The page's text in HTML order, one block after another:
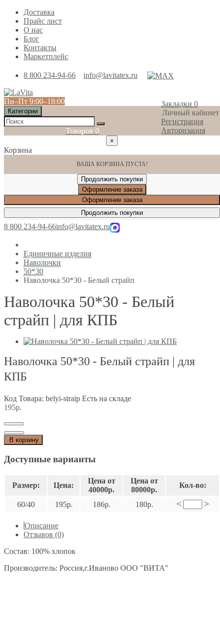
Доставка
Прайс лист
О нас
Блог
Контакты
Маркетплейс
8 800 234-94-66 info@lavitatex.ru
Закладки 0
Личный кабинет
Регистрация
Авторизация
Пн‒Пт 9:00‒18:00
Категории
Товаров 0
×
Корзина
ВАША КОРЗИНА ПУСТА!
Продолжить покупки
Оформление заказа
Оформление заказа
Продолжить покупки
8 800 234-94-66info@lavitatex.ru
Единичные изделия
Наволочки
50*30
Наволочка 50*30 - Белый страйп
Наволочка 50*30 - Белый
страйп | для КПБ
Наволочка 50*30 - Белый страйп | для
КПБ
Код Товара: belyi-straip Есть на складе
195р.
В корзину
Доступные варианты
Размер: Цена:
Цена от
40000р.
Цена от
80000р.
Кол-во:
60/40 195р. 186р. 180р. < >
Описание
Отзывов (0)
Состав: 100% хлопок
Производитель: Россия,г.Иваново ООО "ВИТА"